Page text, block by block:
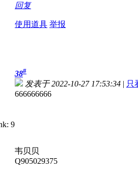
回复
使用道具 举报
38#
发表于 2022-10-27 17:53:34 | 只
666666666
韦贝贝
Q905029375